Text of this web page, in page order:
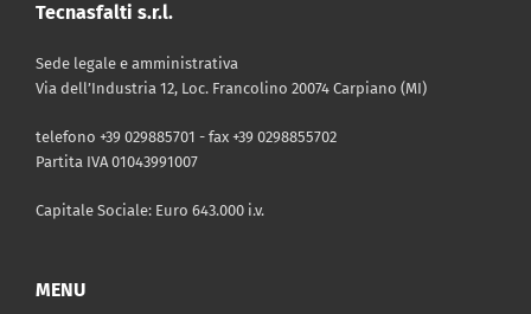
Tecnasfalti s.r.l.
Sede legale e amministrativa
Via dell’Industria 12, Loc. Francolino 20074 Carpiano (MI)
telefono +39 029885701 - fax +39 0298855702
Partita IVA 01043991007
Capitale Sociale: Euro 643.000 i.v.
MENU